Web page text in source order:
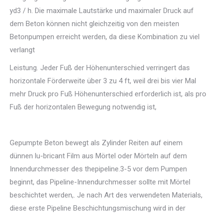
yd3 / h. Die maximale Lautstärke und maximaler Druck auf
dem Beton können nicht gleichzeitig von den meisten
Betonpumpen erreicht werden, da diese Kombination zu viel
verlangt
Leistung. Jeder Fuß der Höhenunterschied verringert das
horizontale Förderweite über 3 zu 4 ft, weil drei bis vier Mal
mehr Druck pro Fuß Höhenunterschied erforderlich ist, als pro
Fuß der horizontalen Bewegung notwendig ist,
Gepumpte Beton bewegt als Zylinder Reiten auf einem
dünnen lu-bricant Film aus Mörtel oder Mörteln auf dem
Innendurchmesser des thepipeline.3-5 vor dem Pumpen
beginnt, das Pipeline-Innendurchmesser sollte mit Mörtel
beschichtet werden,. Je nach Art des verwendeten Materials,
diese erste Pipeline Beschichtungsmischung wird in der